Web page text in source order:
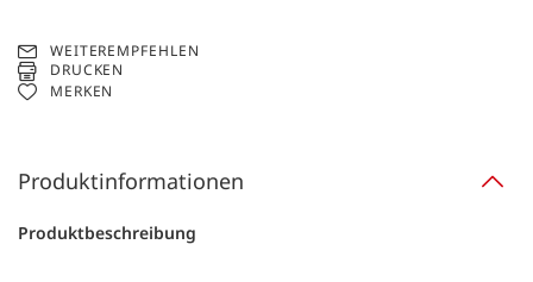
WEITEREMPFEHLEN
DRUCKEN
MERKEN
Produktinformationen
Produktbeschreibung